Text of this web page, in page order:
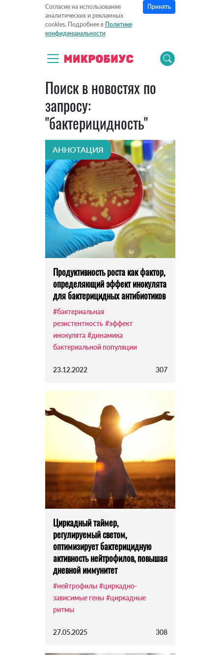
Согласие на использование
аналитических и рекламных
cookies. Подробнее в Политике
конфиденциальности
Принять
Поиск в новостях по
запросу:
"бактерицидность"
АННОТАЦИЯ
Продуктивность роста как фактор,
определяющий эффект инокулята
для бактерицидных антибиотиков
#бактериальная
резистентность #эффект
инокулята #динамика
бактериальной популяции
23.12.2022 307
Циркадный таймер,
регулируемый светом,
оптимизирует бактерицидную
активность нейтрофилов, повышая
дневной иммунитет
#нейтрофилы #циркадно-
зависимые гены #циркадные
ритмы
27.05.2025 308